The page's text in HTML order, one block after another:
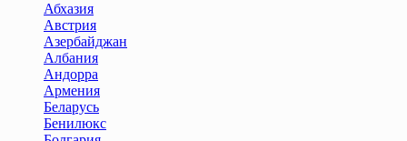
Абхазия
Австрия
Азербайджан
Албания
Андорра
Армения
Беларусь
Бенилюкс